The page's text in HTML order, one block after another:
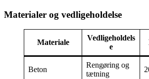
Materialer og vedligeholdelse
Materiale
Vedligeholdels
e
Beton
Rengøring og
tætning